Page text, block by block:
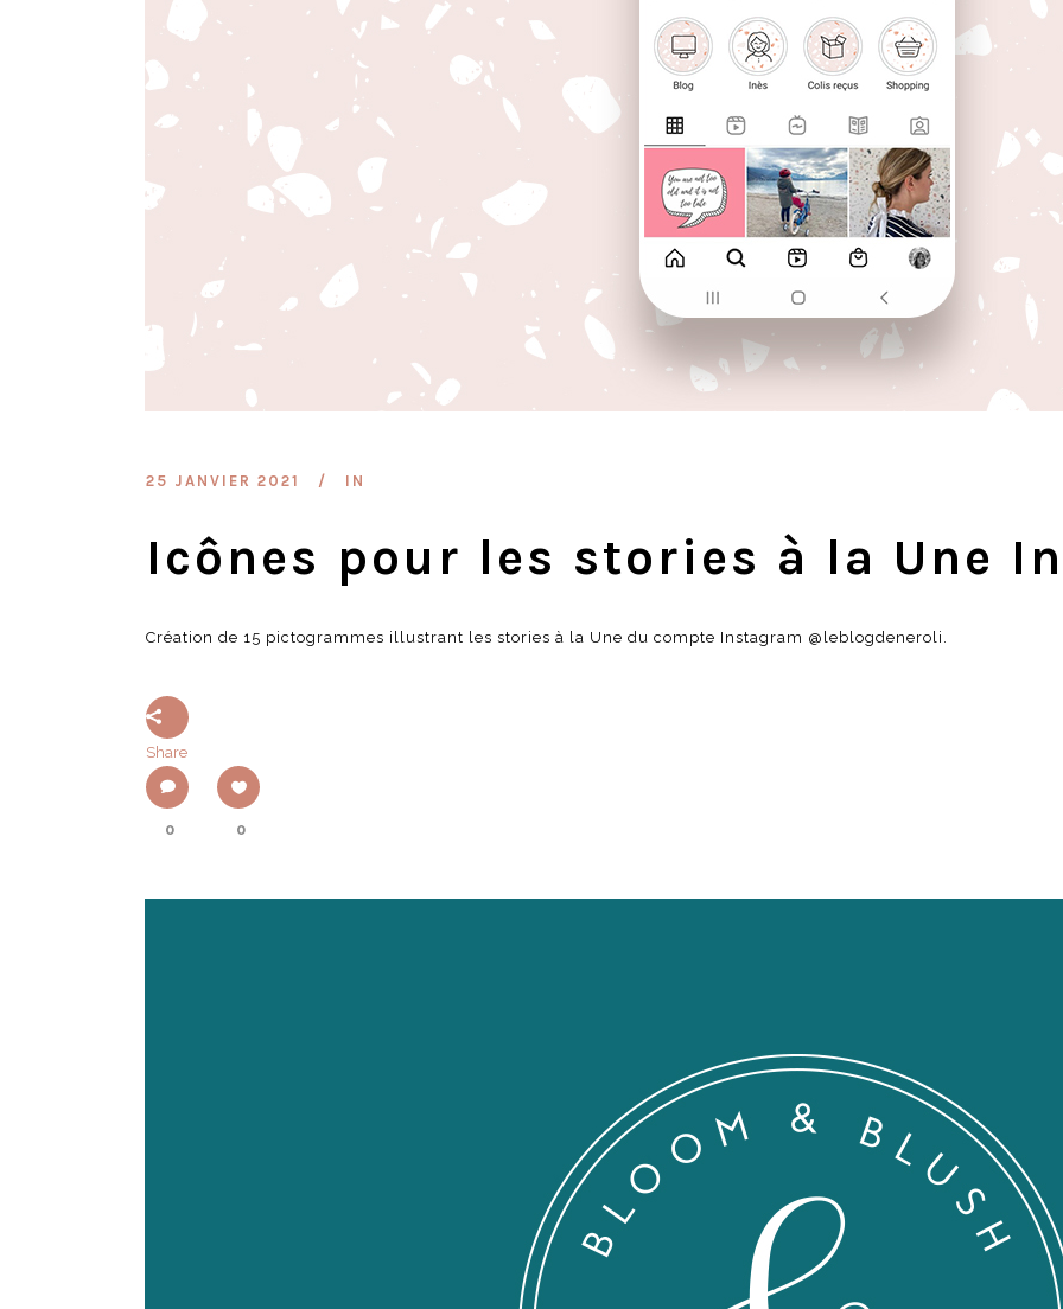
25 JANVIER 2021 IN
Icônes pour les stories à la Une
Création de 15 pictogrammes illustrant les stories à la Une du compte Instagram @leblogdeneroli.
Share
0 0